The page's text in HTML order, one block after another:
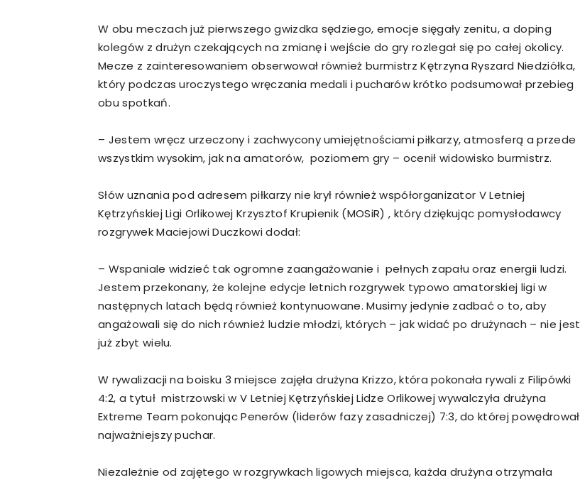
W obu meczach już pierwszego gwizdka sędziego, emocje sięgały zenitu, a doping
kolegów z drużyn czekających na zmianę i wejście do gry rozlegał się po całej okolicy.
Mecze z zainteresowaniem obserwował również burmistrz Kętrzyna Ryszard Niedziółka,
który podczas uroczystego wręczania medali i pucharów krótko podsumował przebieg
obu spotkań.
– Jestem wręcz urzeczony i zachwycony umiejętnościami piłkarzy, atmosferą a przede
wszystkim wysokim, jak na amatorów, poziomem gry – ocenił widowisko burmistrz.
Słów uznania pod adresem piłkarzy nie krył również współorganizator V Letniej
Kętrzyńskiej Ligi Orlikowej Krzysztof Krupienik (MOSiR) , który dziękując pomysłodawcy
rozgrywek Maciejowi Duczkowi dodał:
– Wspaniale widzieć tak ogromne zaangażowanie i pełnych zapału oraz energii ludzi.
Jestem przekonany, że kolejne edycje letnich rozgrywek typowo amatorskiej ligi w
następnych latach będą również kontynuowane. Musimy jedynie zadbać o to, aby
angażowali się do nich również ludzie młodzi, których – jak widać po drużynach – nie jest
już zbyt wielu.
W rywalizacji na boisku 3 miejsce zajęła drużyna Krizzo, która pokonała rywali z Filipówki
4:2, a tytuł mistrzowski w V Letniej Kętrzyńskiej Lidze Orlikowej wywalczyła drużyna
Extreme Team pokonując Penerów (liderów fazy zasadniczej) 7:3, do której powędrował
najważniejszy puchar.
Niezależnie od zajętego w rozgrywkach ligowych miejsca, każda drużyna otrzymała